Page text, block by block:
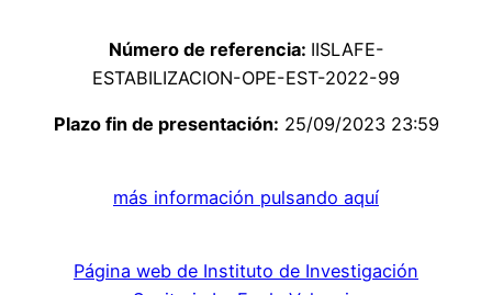
Número de referencia: IISLAFE-
ESTABILIZACION-OPE-EST-2022-99
Plazo fin de presentación: 25/09/2023 23:59
más información pulsando aquí
Página web de Instituto de Investigación